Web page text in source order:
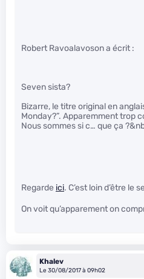
Robert Ravoalavoson a écrit :
Seven sista?
Bizarre, le titre original en
Monday?”. Apparemment trop
Nous sommes si c… que ça
Regarde ici. C’est loin d’être le
On voit qu’apparement on
Khalev
Le 30/08/2017 à 09h02